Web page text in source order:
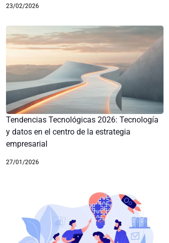
23/02/2026
Tendencias Tecnológicas 2026: Tecnología
y datos en el centro de la estrategia
empresarial
27/01/2026